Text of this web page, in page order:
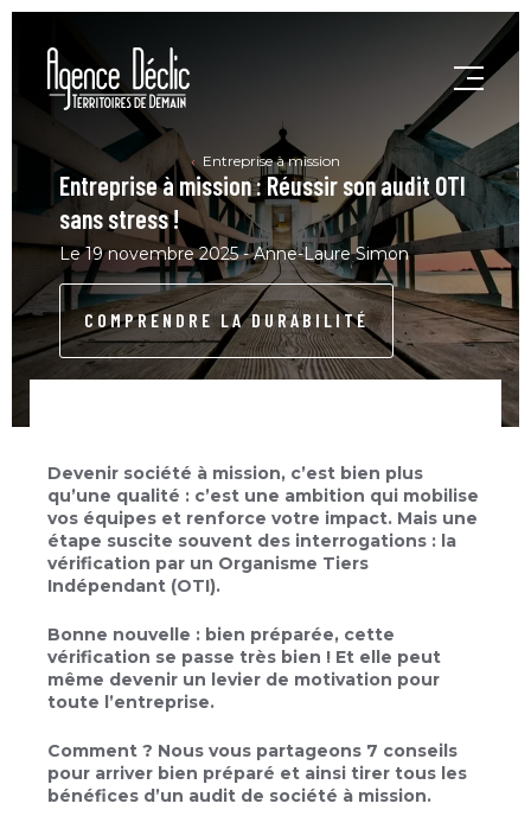
Entreprise à mission
Entreprise à mission : Réussir son audit OTI
sans stress !
Le 19 novembre 2025 - Anne-Laure Simon
COMPRENDRE LA DURABILITÉ
Devenir société à mission, c’est bien plus
qu’une qualité : c’est une ambition qui mobilise
vos équipes et renforce votre impact. Mais une
étape suscite souvent des interrogations : la
vérification par un Organisme Tiers
Indépendant (OTI).
Bonne nouvelle : bien préparée, cette
vérification se passe très bien ! Et elle peut
même devenir un levier de motivation pour
toute l’entreprise.
Comment ? Nous vous partageons 7 conseils
pour arriver bien préparé et ainsi tirer tous les
bénéfices d’un audit de société à mission.